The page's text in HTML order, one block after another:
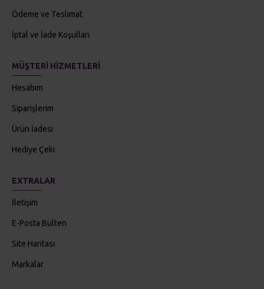
Ödeme ve Teslimat
İptal ve İade Koşulları
MÜŞTERI HIZMETLERI
Hesabım
Siparişlerim
Ürün İadesi
Hediye Çeki
EXTRALAR
İletişim
E-Posta Bülten
Site Haritası
Markalar